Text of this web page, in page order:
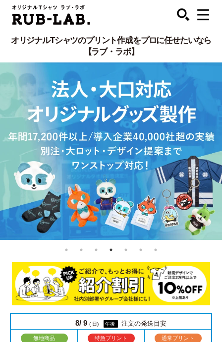
オリジナルTシャツのプリント作成をプロに任せたいなら
【ラブ・ラボ】
8/ 9 ( 日) 午後 注文の発送目安
無地商品 特急プリント 通常プリント